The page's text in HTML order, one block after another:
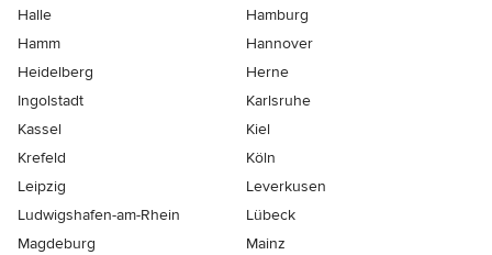
Halle
Hamburg
Hamm
Hannover
Heidelberg
Herne
Ingolstadt
Karlsruhe
Kassel
Kiel
Krefeld
Köln
Leipzig
Leverkusen
Ludwigshafen-am-Rhein
Lübeck
Magdeburg
Mainz